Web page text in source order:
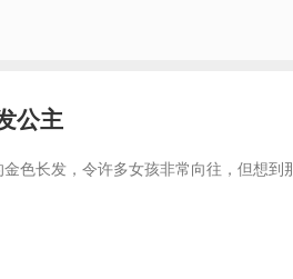
公主
色长发，令许多女孩非常向往，但想到